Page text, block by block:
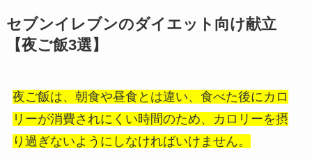
セブンイレブンのダイエット向け献立
【夜ご飯3選】
夜ご飯は、朝食や昼食とは違い、食べた後にカロ
リーが消費されにくい時間のため、カロリーを摂
り過ぎないようにしなければいけません。